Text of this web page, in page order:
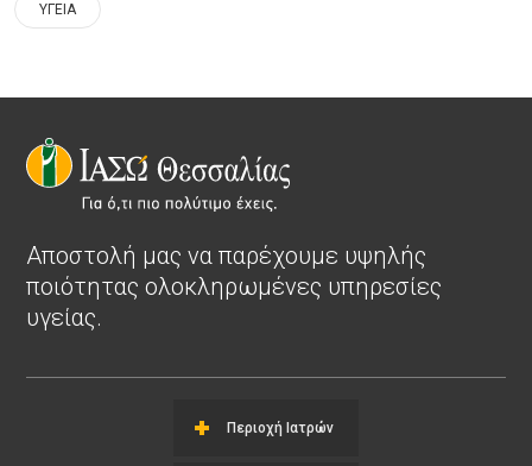
ΥΓΕΙΑ
Αποστολή μας να παρέχουμε υψηλής
ποιότητας ολοκληρωμένες υπηρεσίες
υγείας.
Περιοχή Ιατρών